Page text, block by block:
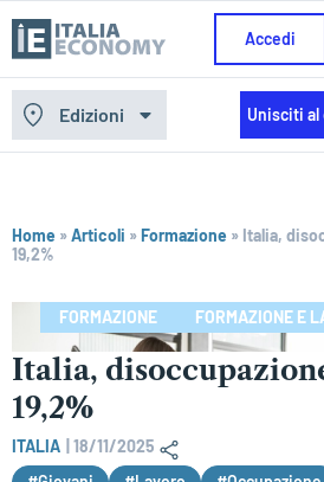
Accedi
Edizioni Unisciti al
Home »Articoli »Formazione » Italia,
19,2%
FORMAZIONE FORMAZIONE E
Italia,
19,2%
ITALIA
18/11/2025